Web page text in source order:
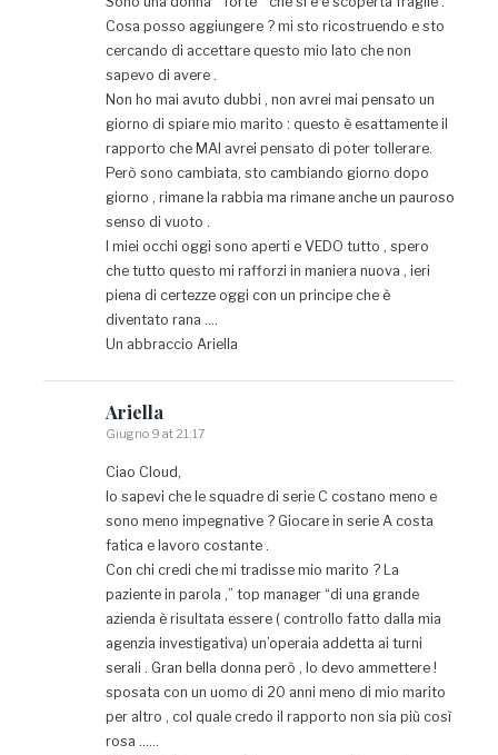
Cosa posso aggiungere ? mi sto ricostruendo e sto
cercando di accettare questo mio lato che non
sapevo di avere .
Non ho mai avuto dubbi , non avrei mai pensato un
giorno di spiare mio marito : questo è esattamente il
rapporto che MAI avrei pensato di poter tollerare.
Però sono cambiata, sto cambiando giorno dopo
giorno , rimane la rabbia ma rimane anche un pauroso
senso di vuoto .
I miei occhi oggi sono aperti e VEDO tutto , spero
che tutto questo mi rafforzi in maniera nuova , ieri
piena di certezze oggi con un principe che è
diventato rana ….
Un abbraccio Ariella
Ariella
Giugno 9 at 21:17
Ciao Cloud,
lo sapevi che le squadre di serie C costano meno e
sono meno impegnative ? Giocare in serie A costa
fatica e lavoro costante .
Con chi credi che mi tradisse mio marito ? La
paziente in parola ,” top manager “di una grande
azienda è risultata essere ( controllo fatto dalla mia
agenzia investigativa) un’operaia addetta ai turni
serali . Gran bella donna però , lo devo ammettere !
sposata con un uomo di 20 anni meno di mio marito
per altro , col quale credo il rapporto non sia più così
rosa ……